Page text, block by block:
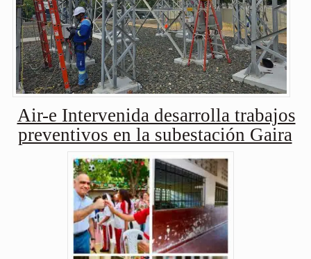
Air-e Intervenida desarrolla trabajos
preventivos en la subestación Gaira